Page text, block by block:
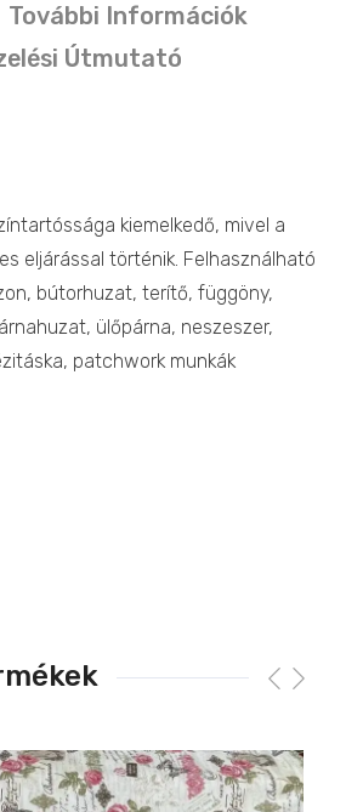
További Információk
Útmutató
kiemelkedő, mivel a
eljárással történik. Felhasználható
bútorhuzat, terítő, függöny,
ülőpárna, neszeszer,
patchwork munkák